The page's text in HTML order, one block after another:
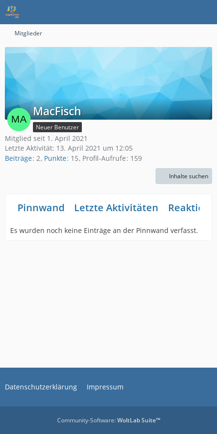
Mitglieder
MacFisch
Neuer Benutzer
Mitglied seit 1. April 2021
Letzte Aktivität: 13. April 2021 um 12:05
Beiträge 2 Punkte 15 Profil-Aufrufe 159
Inhalte suchen
Pinnwand Letzte Aktivitäten
Es wurden noch keine Einträge an der Pinnwand verfasst.
Datenschutzerklärung Impressum
Community-Software:WoltLab Suite™